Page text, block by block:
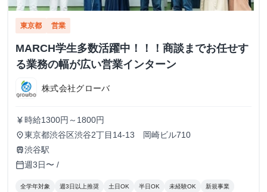
東京都 営業
MARCH学生多数活躍中！！！商談までお任せす
る業務の幅が広い営業インターン
株式会社グローバ
currency_yen 時給1300円～1800円
place東京都渋谷区渋谷2丁目14-13 岡崎ビル710
train渋谷駅
calendar_today週3日〜 /
全学年対象 週3日以上推奨 土日OK 半日OK 未経験OK 新規事業